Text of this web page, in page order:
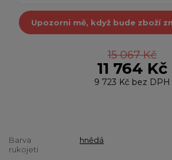
Upozorni mě, když bude zboží
15 067 Kč
11 764 Kč
9 723 Kč bez DPH
Barva
rukojeti
hnědá